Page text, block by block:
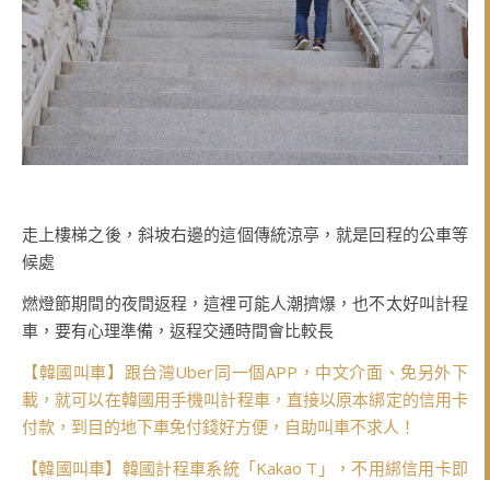
走上樓梯之後，斜坡右邊的這個傳統涼亭，就是回程的公車等
候處
燃燈節期間的夜間返程，這裡可能人潮擠爆，也不太好叫計程
車，要有心理準備，返程交通時間會比較長
【韓國叫車】跟台灣Uber同一個APP，中文介面、免另外下
載，就可以在韓國用手機叫計程車，直接以原本綁定的信用卡
付款，到目的地下車免付錢好方便，自助叫車不求人！
【韓國叫車】韓國計程車系統「Kakao T」，不用綁信用卡即